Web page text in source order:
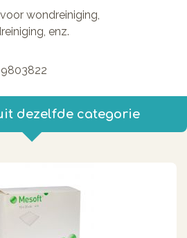
wondreiniging,
enz.
dezelfde categorie